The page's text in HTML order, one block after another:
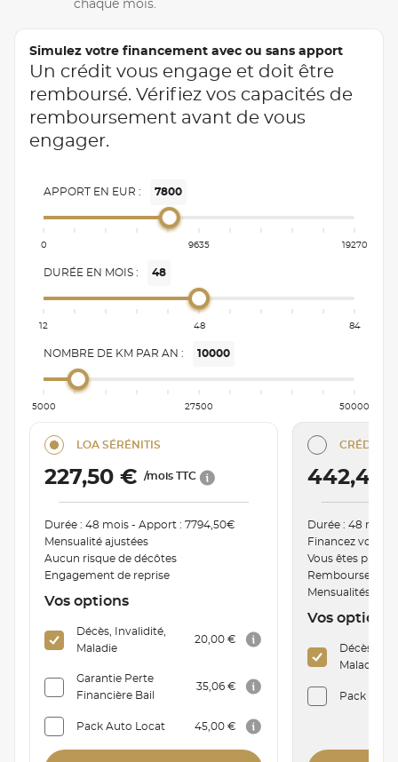
chaque mois.
Simulez votre financement avec ou sans apport
Un crédit vous engage et doit être
remboursé. Vérifiez vos capacités de
remboursement avant de vous
engager.
APPORT EN EUR : 7800
0 9635 19270
DURÉE EN MOIS : 48
12 48 84
NOMBRE DE KM PAR AN : 10000
5000 27500 50000
LOA SÉRÉNITIS
227,50 €/mois TTC
Durée : 48 mois - Apport : 7794,50€
Mensualité ajustées
Aucun risque de décôtes
Engagement de reprise
Vos options
Décès, Invalidité,
Maladie
20,00 €
Garantie Perte
Financière Bail
35,06 €
Pack Auto Locat 45,00 €
CRÉDIT
442,40
Durée : 48 mois
Financez votre
Vous êtes
Mensualités
Vos options
Décès,
Maladie
Pack Auto